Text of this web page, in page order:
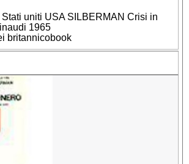
uniti USA SILBERMAN Crisi in
1965
britannicobook